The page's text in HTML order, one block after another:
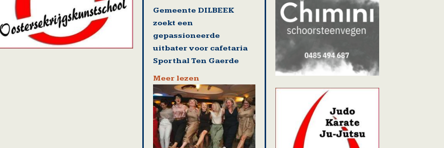
Gemeente DILBEEK
zoekt een
gepassioneerde
uitbater voor cafetaria
Sporthal Ten Gaerde
Meer lezen